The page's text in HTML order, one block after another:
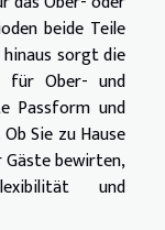
beide Teile
sorgt die
für Ober- und
Passform und
Sie zu Hause
Gäste bewirten,
und